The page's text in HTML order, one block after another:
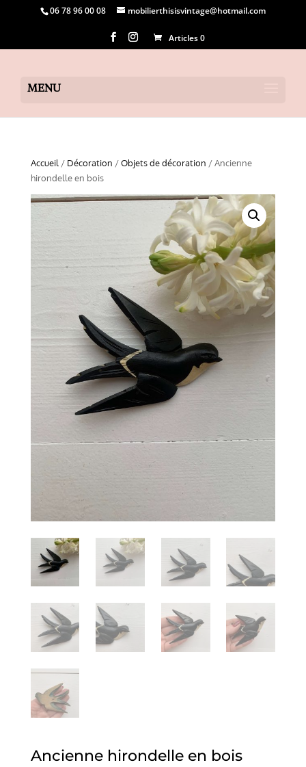
06 78 96 00 08 mobilierthisisvintage@hotmail.com
Articles 0
Accueil / Décoration /Objets de décoration / Ancienne
hirondelle en bois
Ancienne hirondelle en bois